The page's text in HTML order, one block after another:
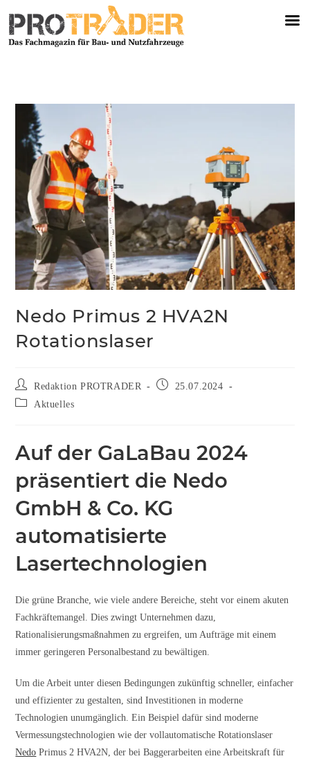
Nedo Primus 2 HVA2N
Rotationslaser
Redaktion PROTRADER
25.07.2024
Aktuelles
Auf der GaLaBau 2024
präsentiert die Nedo
GmbH & Co. KG
automatisierte
Lasertechnologien
Die grüne Branche, wie viele andere Bereiche, steht vor einem akuten
Fachkräftemangel. Dies zwingt Unternehmen dazu,
Rationalisierungsmaßnahmen zu ergreifen, um Aufträge mit einem
immer geringeren Personalbestand zu bewältigen.
Um die Arbeit unter diesen Bedingungen zukünftig schneller, einfacher
und effizienter zu gestalten, sind Investitionen in moderne
Technologien unumgänglich. Ein Beispiel dafür sind moderne
Vermessungstechnologien wie der vollautomatische Rotationslaser
Nedo Primus 2 HVA2N, der bei Baggerarbeiten eine Arbeitskraft für